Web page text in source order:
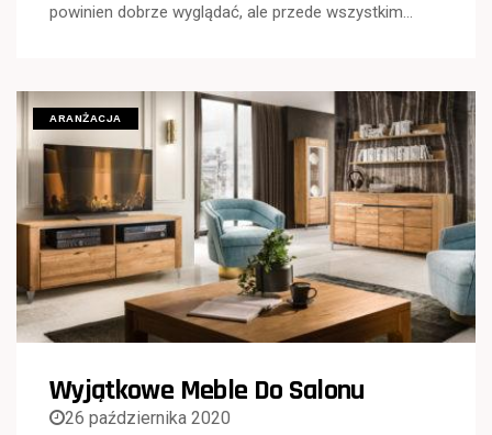
powinien dobrze wyglądać, ale przede wszystkim…
ARANŻACJA
Wyjątkowe Meble Do Salonu
26 października 2020